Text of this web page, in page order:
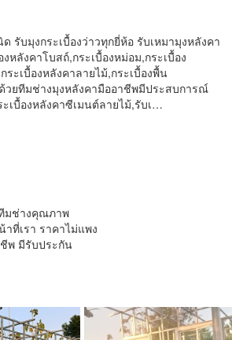
รับมุงกระเบื้องว่าวทุกยี่ห้อ รับเหมามุงหลังคา
งหลังคาโบสถ์,กระเบื้องหม่อม,กระเบื้อง
ระเบื้องหลังคาลายไม้,กระเบื้องพื้น
วยทีมช่างมุงหลังคามืออาชีพมีประสบการณ์
เบื้องหลังคาซีเมนต์ลายไม้,รับเ…
มช่างคุณภาพ
ที่เรา ราคาไม่แพง
พ มีรับประกัน